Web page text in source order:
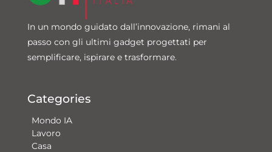
In un mondo guidato dall’innovazione, rimani al
passo con gli ultimi gadget progettati per
semplificare, ispirare e trasformare.
Categories
Mondo IA
Lavoro
Casa